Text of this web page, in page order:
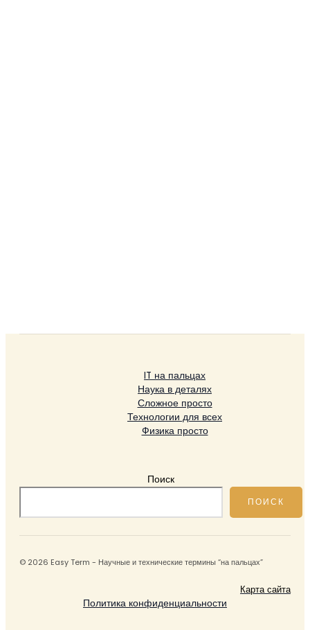
IT на пальцах
Наука в деталях
Сложное просто
Технологии для всех
Физика просто
Поиск
ПОИСК
© 2026 Easy Term - Научные и технические термины “на пальцах”
Карта сайта
Политика конфиденциальности